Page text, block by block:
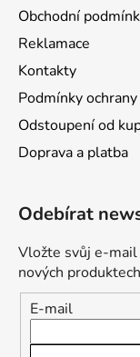
Obchodní
Reklamace
Kontakty
Podmínky
Odstoupení od
Doprava a platba
Odebírat
Vložte svůj e-mail
nových
E-mail